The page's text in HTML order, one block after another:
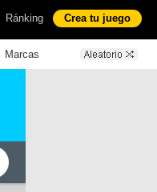
Ránking Crea tu juego
Marcas